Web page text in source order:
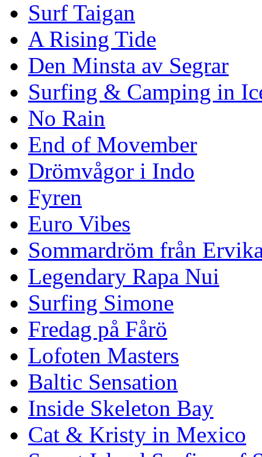
Surf Taigan
A Rising Tide
Den Minsta av Segrar
Surfing & Camping in
No Rain
End of Movember
Drömvågor i Indo
Fyren
Euro Vibes
Sommardröm från
Legendary Rapa Nui
Surfing Simone
Fredag på Fårö
Lofoten Masters
Baltic Sensation
Inside Skeleton Bay
Cat & Kristy in Mexico